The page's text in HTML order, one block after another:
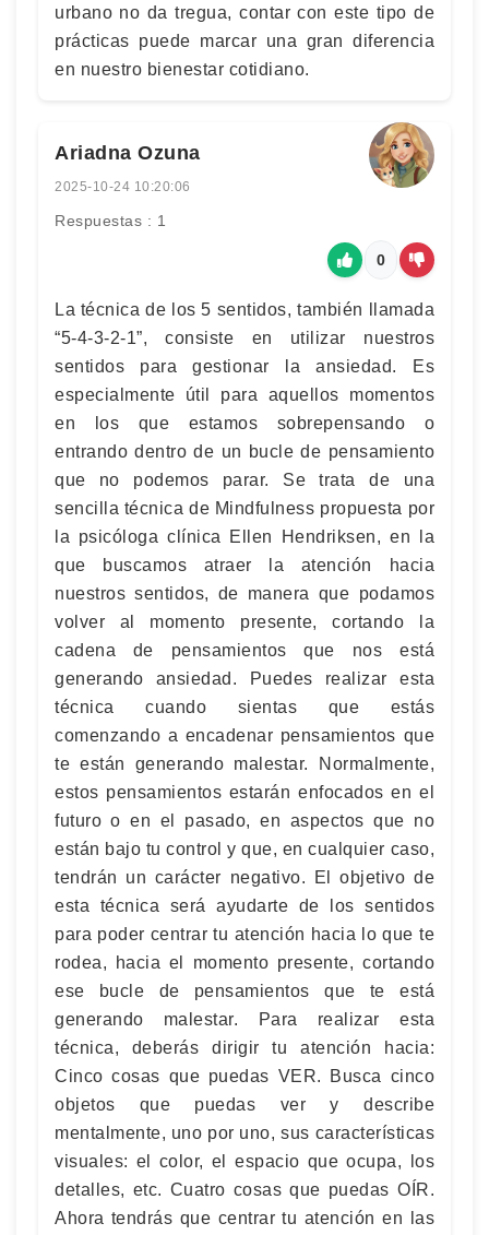
urbano no da tregua, contar con este tipo de
prácticas puede marcar una gran diferencia
en nuestro bienestar cotidiano.
Ariadna Ozuna
2025-10-24 10:20:06
Respuestas : 1
0
La técnica de los 5 sentidos, también llamada
“5-4-3-2-1”, consiste en utilizar nuestros
sentidos para gestionar la ansiedad. Es
especialmente útil para aquellos momentos
en los que estamos sobrepensando o
entrando dentro de un bucle de pensamiento
que no podemos parar. Se trata de una
sencilla técnica de Mindfulness propuesta por
la psicóloga clínica Ellen Hendriksen, en la
que buscamos atraer la atención hacia
nuestros sentidos, de manera que podamos
volver al momento presente, cortando la
cadena de pensamientos que nos está
generando ansiedad. Puedes realizar esta
técnica cuando sientas que estás
comenzando a encadenar pensamientos que
te están generando malestar. Normalmente,
estos pensamientos estarán enfocados en el
futuro o en el pasado, en aspectos que no
están bajo tu control y que, en cualquier caso,
tendrán un carácter negativo. El objetivo de
esta técnica será ayudarte de los sentidos
para poder centrar tu atención hacia lo que te
rodea, hacia el momento presente, cortando
ese bucle de pensamientos que te está
generando malestar. Para realizar esta
técnica, deberás dirigir tu atención hacia:
Cinco cosas que puedas VER. Busca cinco
objetos que puedas ver y describe
mentalmente, uno por uno, sus características
visuales: el color, el espacio que ocupa, los
detalles, etc. Cuatro cosas que puedas OÍR.
Ahora tendrás que centrar tu atención en las